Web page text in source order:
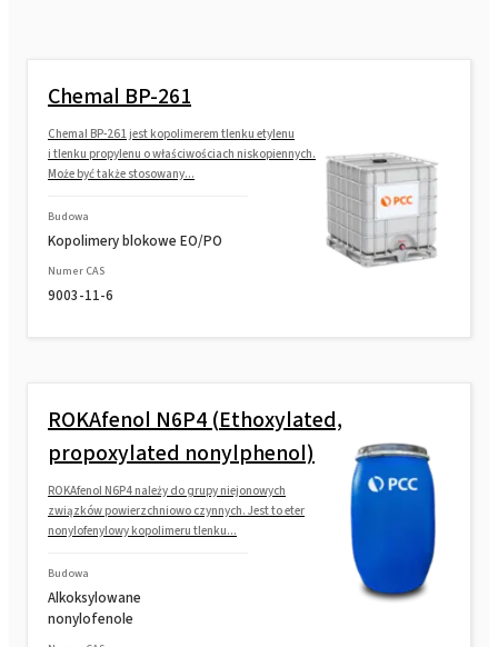
Chemal BP-261
Chemal BP-261 jest kopolimerem tlenku etylenu
i tlenku propylenu o właściwościach niskopiennych.
Może być także stosowany...
Budowa
Kopolimery blokowe EO/PO
Numer CAS
9003-11-6
ROKAfenol N6P4 (Ethoxylated,
propoxylated nonylphenol)
ROKAfenol N6P4 należy do grupy niejonowych
związków powierzchniowo czynnych. Jest to eter
nonylofenylowy kopolimeru tlenku...
Budowa
Alkoksylowane
nonylofenole